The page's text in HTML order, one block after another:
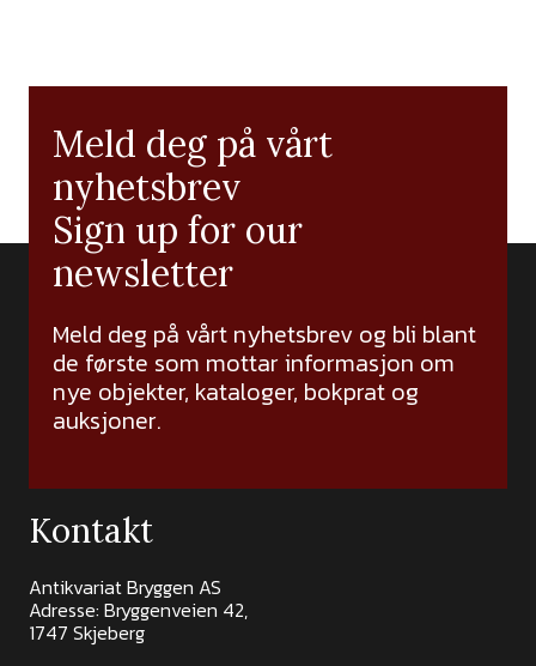
Meld deg på vårt
nyhetsbrev
Sign up for our
newsletter
Meld deg på vårt nyhetsbrev og bli blant
de første som mottar informasjon om
nye objekter, kataloger, bokprat og
auksjoner.
Kontakt
Antikvariat Bryggen AS
Adresse: Bryggenveien 42,
1747 Skjeberg